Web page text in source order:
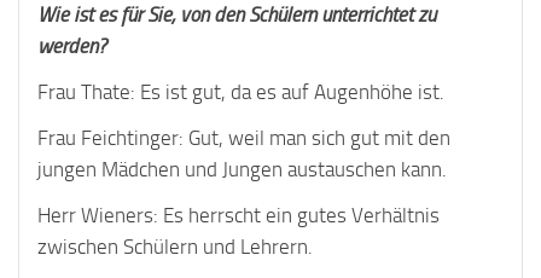
Wie ist es für Sie, von den Schülern unterrichtet zu
werden?
Frau Thate: Es ist gut, da es auf Augenhöhe ist.
Frau Feichtinger: Gut, weil man sich gut mit den
jungen Mädchen und Jungen austauschen kann.
Herr Wieners: Es herrscht ein gutes Verhältnis
zwischen Schülern und Lehrern.